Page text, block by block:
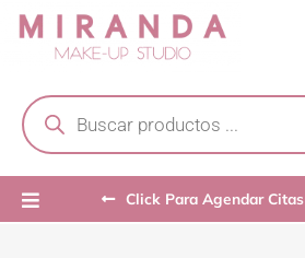
Skip
search
Click Para Agendar Citas